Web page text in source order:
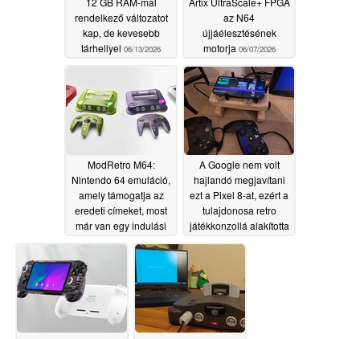
rendelkező változatot
kap, de kevesebb
tárhellyel 06/13/2026
az N64
újjáélesztésének
motorja 06/07/2026
ModRetro M64:
Nintendo 64 emuláció,
amely támogatja az
eredeti címeket, most
már van egy indulási
06/05/2026
A Google nem volt
hajlandó megjavítani
ezt a Pixel 8-at, ezért a
tulajdonosa retro
játékkonzollá alakította
05/21/2026